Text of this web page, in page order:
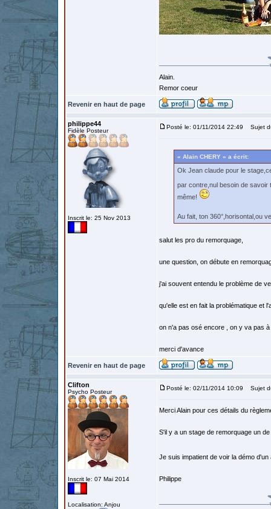
Alain.
Remor coeur
Revenir en haut de page
philippe44
Fidèle Posteur
Inscrit le: 25 Nov 2013
Posté le: 01/11/2014 22:49 Sujet
« Alain CHERY » a écrit:
Ok Jean claude pour le
par contre,nul besoin de savoir
même!
Au fait, ton 360°,horisontal,ou
salut les pro du remorquage,
une question, on débute en
j'ai souvent entendu le problème de
qu'elle est en fait la problématique et
on n'a pas osé encore , on y va pas
merci d'avance
Revenir en haut de page
Clifton
Psycho Posteur
Inscrit le: 07 Mai 2014
Localisation: Anjou
Posté le: 02/11/2014 10:09 Sujet
Merci Alain pour ces détails du
S'il y a un stage de remorquage un
Je suis impatient de voir la démo
Philippe